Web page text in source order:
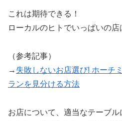
これは期待できる！
ローカルのヒトでいっぱいの店
（参考記事）
→ 失敗しないお店選び! ホーチ
ランを見分ける方法
お店について、適当なテーブル